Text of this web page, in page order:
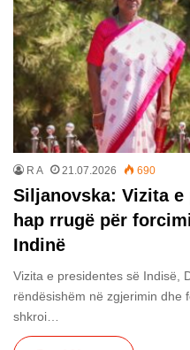
R A 21.07.2026 690
Siljanovska: Vizita
hap rrugë për
Indinë
Vizita e presidentes së Indisë,
rëndësishëm në zgjerimin dhe
shkroi…